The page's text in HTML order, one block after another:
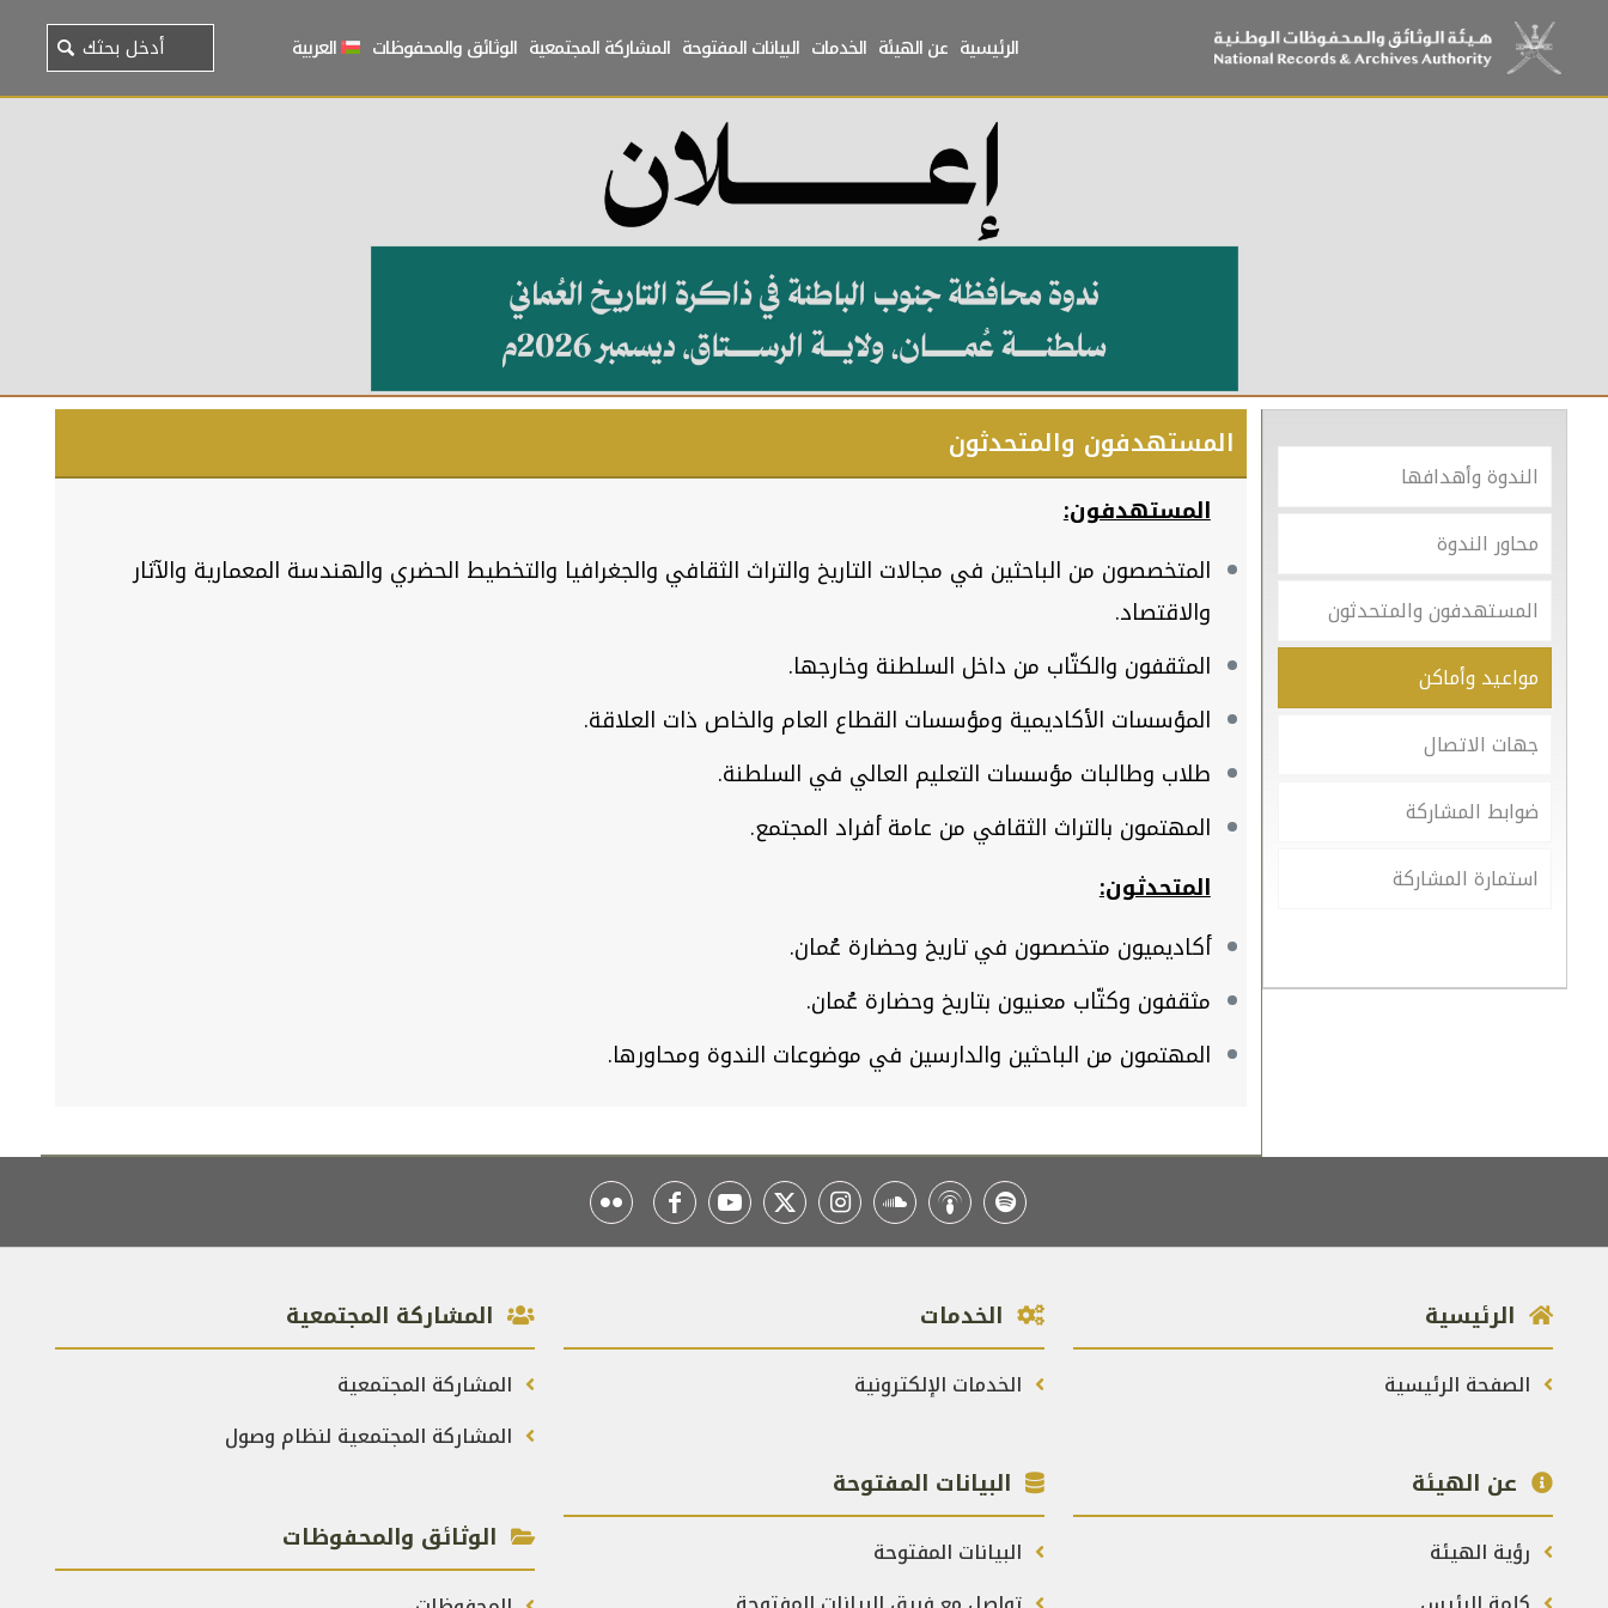
الرئيسية عن الهيئة الخدمات البيانات المفتوحة المشاركة المجتمعية الوثائق والمحفوظات العربية
الندوة وأهدافها
محاور الندوة
المستهدفون والمتحدثون
مواعيد وأماكن
جهات الاتصال
ضوابط المشاركة
استمارة المشاركة
المستهدفون والمتحدثون
المستهدفون:
المتخصصون من الباحثين في مجالات التاريخ والتراث الثقافي والجغرافيا والتخطيط الحضري والهندسة المعمارية والآثار
والاقتصاد.
المثقفون والكتّاب من داخل السلطنة وخارجها.
المؤسسات الأكاديمية ومؤسسات القطاع العام والخاص ذات العلاقة.
طلاب وطالبات مؤسسات التعليم العالي في السلطنة.
المهتمون بالتراث الثقافي من عامة أفراد المجتمع.
المتحدثون:
أكاديميون متخصصون في تاريخ وحضارة عُمان.
مثقفون وكتّاب معنيون بتاريخ وحضارة عُمان.
المهتمون من الباحثين والدارسين في موضوعات الندوة ومحاورها.
الرئيسية
الصفحة الرئيسية
عن الهيئة
رؤية الهيئة
الخدمات
الخدمات الإلكترونية
البيانات المفتوحة
البيانات المفتوحة
المشاركة المجتمعية
المشاركة المجتمعية
المشاركة المجتمعية لنظام وصول
الوثائق والمحفوظات